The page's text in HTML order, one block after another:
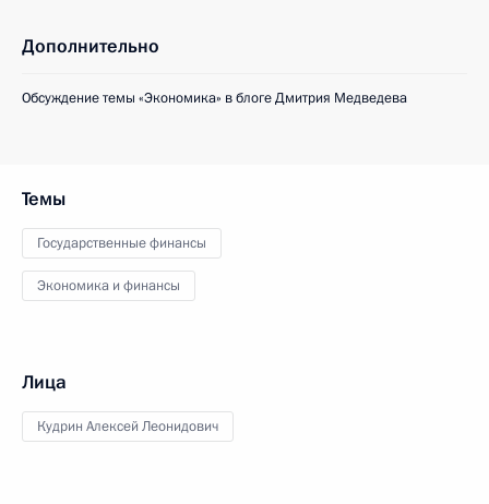
Дополнительно
Обсуждение темы «Экономика» в блоге Дмитрия Медведева
Темы
Государственные финансы
Экономика и финансы
Лица
Кудрин Алексей Леонидович